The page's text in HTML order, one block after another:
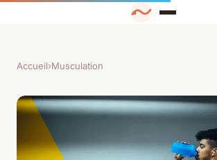
Accueil›Musculation